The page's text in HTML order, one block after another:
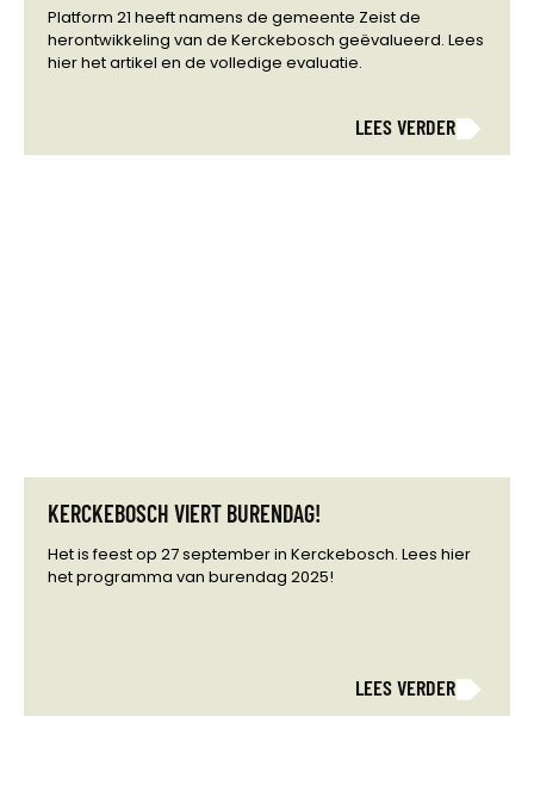
Platform 21 heeft namens de gemeente Zeist de
herontwikkeling van de Kerckebosch geëvalueerd. Lees
hier het artikel en de volledige evaluatie.
LEES VERDER
KERCKEBOSCH VIERT BURENDAG!
Het is feest op 27 september in Kerckebosch. Lees hier
het programma van burendag 2025!
LEES VERDER